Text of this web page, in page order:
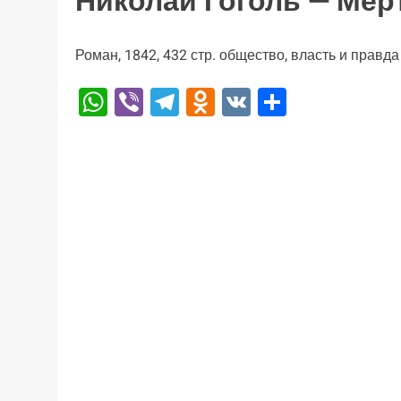
Роман, 1842, 432 стр. общество, власть и правда
WhatsApp
ViberTelegram
Odnoklassniki
VK